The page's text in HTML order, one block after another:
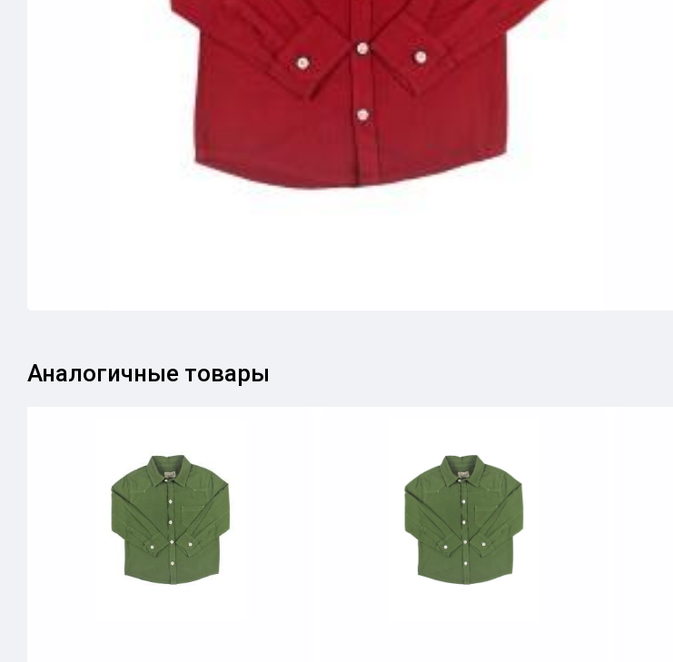
Аналогичные товары